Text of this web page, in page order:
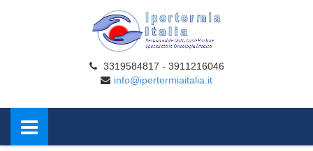
3319584817 - 3911216046
info@ipertermiaitalia.it